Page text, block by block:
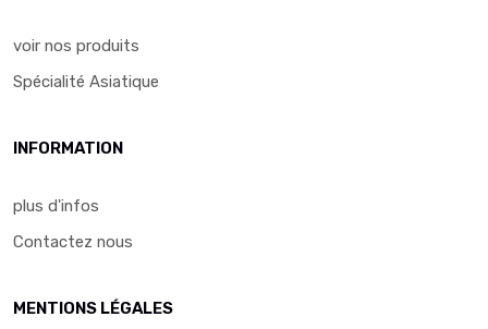
voir nos produits
Spécialité Asiatique
INFORMATION
plus d'infos
Contactez nous
MENTIONS LÉGALES